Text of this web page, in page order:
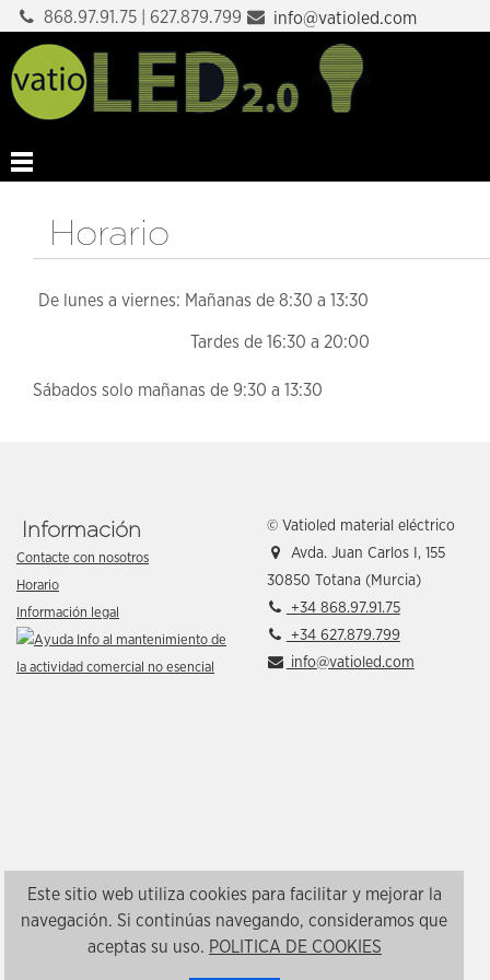
868.97.91.75 | 627.879.799 info@vatioled.com
Horario
De lunes a viernes: Mañanas de 8:30 a 13:30
Tardes de 16:30 a 20:00
Sábados solo mañanas de 9:30 a 13:30
Información
Contacte con nosotros
Horario
Información legal
© Vatioled material eléctrico
Avda. Juan Carlos I, 155
30850 Totana (Murcia)
+34 868.97.91.75
+34 627.879.799
info@vatioled.com
Este sitio web utiliza cookies para facilitar y mejorar la
navegación. Si continúas navegando, consideramos que
aceptas su uso. POLITICA DE COOKIES